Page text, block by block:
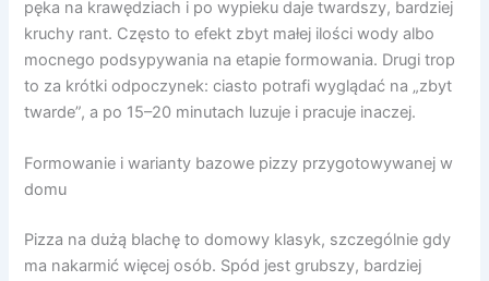
pęka na krawędziach i po wypieku daje twardszy, bardziej
kruchy rant. Często to efekt zbyt małej ilości wody albo
mocnego podsypywania na etapie formowania. Drugi trop
to za krótki odpoczynek: ciasto potrafi wyglądać na „zbyt
twarde”, a po 15–20 minutach luzuje i pracuje inaczej.
Formowanie i warianty bazowe pizzy przygotowywanej w
domu
Pizza na dużą blachę to domowy klasyk, szczególnie gdy
ma nakarmić więcej osób. Spód jest grubszy, bardziej